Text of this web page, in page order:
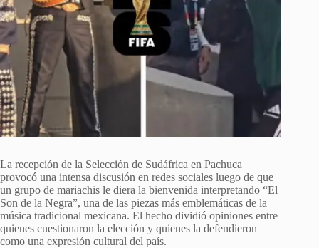
La recepción de la Selección de Sudáfrica en Pachuca
provocó una intensa discusión en redes sociales luego de que
un grupo de mariachis le diera la bienvenida interpretando “El
Son de la Negra”, una de las piezas más emblemáticas de la
música tradicional mexicana. El hecho dividió opiniones entre
quienes cuestionaron la elección y quienes la defendieron
como una expresión cultural del país.